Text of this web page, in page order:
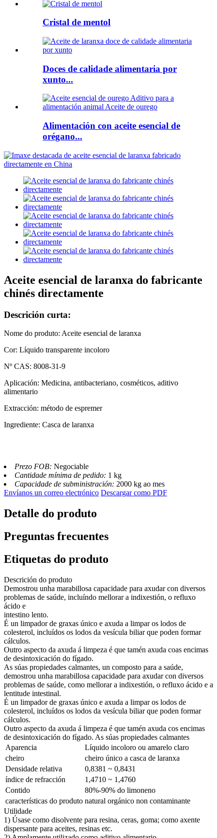
Cristal de mentol
Doces de calidade alimentaria por
xunto...
Alimentación con aceite esencial de
orégano...
Aceite esencial de laranxa do fabricante
chinés directamente
Descrición curta:
Nome do produto: Aceite esencial de laranxa
Cor: Líquido transparente incoloro
Nº CAS: 8008-31-9
Aplicación: Medicina, antibacteriano, cosméticos, aditivo
alimentario
Extracción: método de espremer
Ingrediente: Casca de laranxa
Prezo FOB: Negociable
Cantidade mínima de pedido: 1 kg
Capacidade de subministración: 2000 kg ao mes
Envíanos un correo electrónico Descargar como PDF
Detalle do produto
Preguntas frecuentes
Etiquetas do produto
Descrición do produto
Demostrou unha marabillosa capacidade para axudar con diversos
problemas de saúde, incluíndo mellorar a indixestión, o refluxo
ácido e
intestino lento.
É un limpador de graxas único e axuda a limpar os lodos de
colesterol, incluídos os lodos da vesícula biliar que poden formar
cálculos.
Outro aspecto da axuda á limpeza é que tamén axuda coas encimas
de desintoxicación do fígado.
As súas propiedades calmantes, un composto para a saúde,
demostrou unha marabillosa capacidade para axudar con diversos
problemas de saúde, como mellorar a indixestión, o refluxo ácido e a
lentitude intestinal.
É un limpador de graxas único e axuda a limpar os lodos de
colesterol, incluídos os lodos da vesícula biliar que poden formar
cálculos.
Outro aspecto da axuda á limpeza é que tamén axuda cos encimas
de desintoxicación do fígado. As súas propiedades calmantes
Aparencia
Líquido incoloro ou amarelo claro
cheiro
cheiro único a casca de laranxa
Densidade relativa
0,8381 ~ 0,8431
índice de refracción
1,4710 ~ 1,4760
Contido
80%-90% do limoneno
características do produto natural orgánico non contaminante
Utilidade
1) Úsase como disolvente para resina, ceras, goma; como axente
dispersante para aceites, resinas etc.